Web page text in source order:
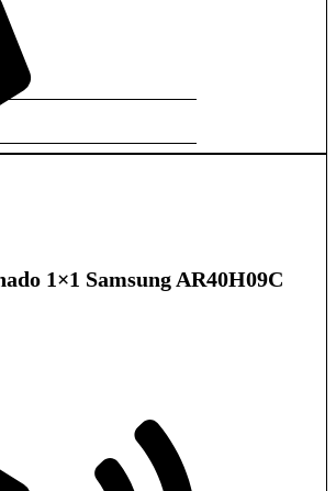
1×1 Samsung AR40H09C